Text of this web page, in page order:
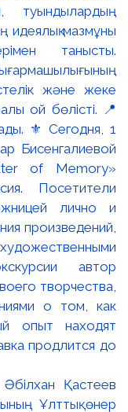
туындылардың
идеялық мазмұны
танысты.
және жеке
ой бөлісті. 📍
⚜️ Сегодня, 1
Бисенгалиевой
of Memory»
Посетители
лично и
произведений,
автор
творчества,
о том, как
опыт находят
продлится до